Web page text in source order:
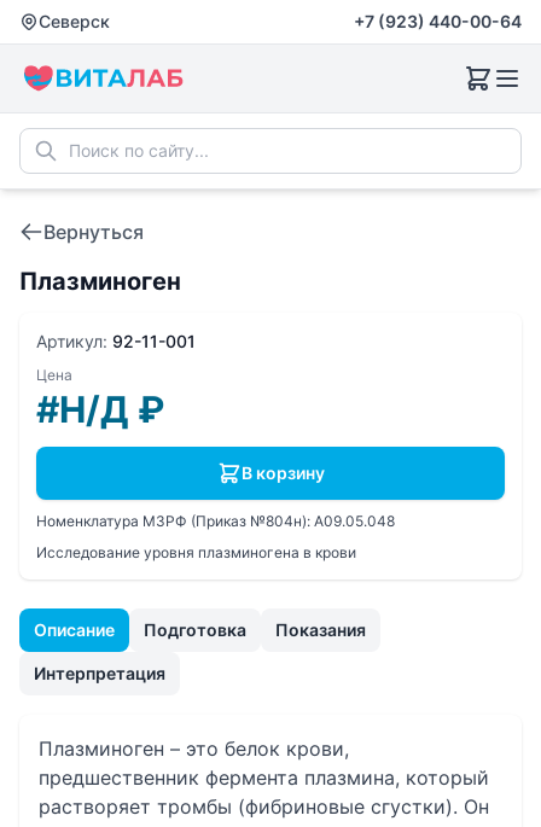
Северск +7 (923) 440-00-64
Вернуться
Плазминоген
Описание Подготовка Показания
Интерпретация
Плазминоген – это белок крови,
предшественник фермента плазмина, который
растворяет тромбы (фибриновые сгустки). Он
Артикул: 92-11-001
Цена
#Н/Д ₽
В корзину
Номенклатура МЗРФ (Приказ №804н): A09.05.048
Исследование уровня плазминогена в крови